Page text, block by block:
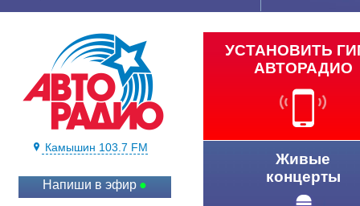
Камышин 103.7 FM
Напиши в эфир
УСТАНОВИТЬ
АВТОРАДИО
Живые
концерты